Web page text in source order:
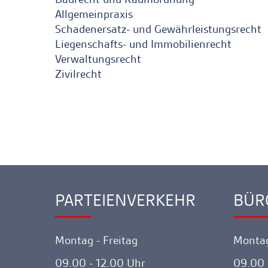
Allgemeinpraxis
Schadenersatz- und Gewährleistungsrecht
Liegenschafts- und Immobilienrecht
Verwaltungsrecht
Zivilrecht
Ankerlink
PARTEIENVERKEHR
Montag - Freitag
09.00 - 12.00 Uhr
09.00